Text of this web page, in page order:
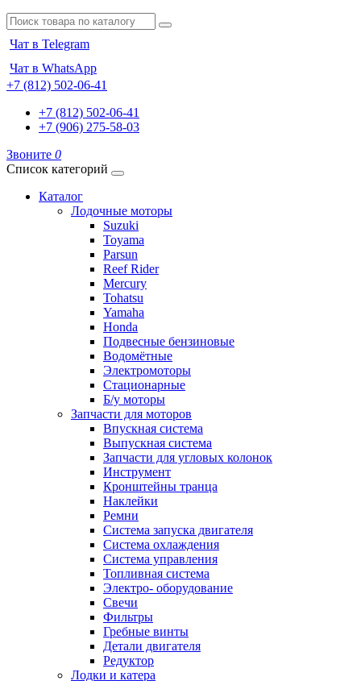
Чат в Telegram
Чат в WhatsApp
+7 (812) 502-06-41
+7 (812) 502-06-41
+7 (906) 275-58-03
Звоните 0
Список категорий
Каталог
Лодочные моторы
Suzuki
Toyama
Parsun
Reef Rider
Mercury
Tohatsu
Yamaha
Honda
Подвесные бензиновые
Водомётные
Электромоторы
Стационарные
Б/у моторы
Запчасти для моторов
Впускная система
Выпускная система
Запчасти для угловых колонок
Инструмент
Кронштейны транца
Наклейки
Ремни
Система запуска двигателя
Система охлаждения
Система управления
Топливная система
Электро- оборудование
Свечи
Фильтры
Гребные винты
Детали двигателя
Редуктор
Лодки и катера